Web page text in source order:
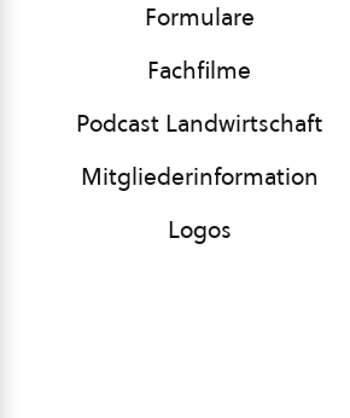
Formulare
Fachfilme
Podcast Landwirtschaft
Mitgliederinformation
Logos